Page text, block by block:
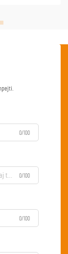
0/100
0/100
0/100